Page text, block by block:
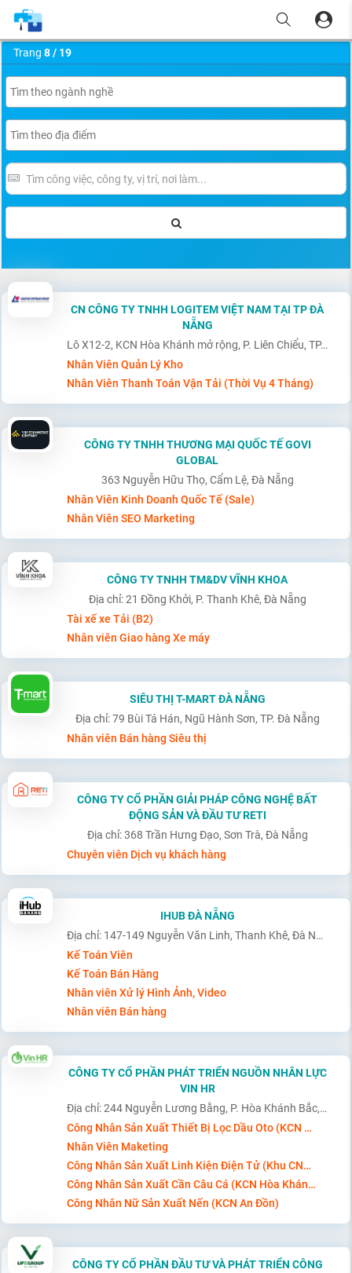
Trang 8 / 19
CN CÔNG TY TNHH LOGITEM VIỆT NAM TẠI TP ĐÀ
NẴNG
Lô X12-2, KCN Hòa Khánh mở rộng, P. Liên Chiểu, TP. Đà Nẵng.
Nhân Viên Quản Lý Kho
Nhân Viên Thanh Toán Vận Tải (Thời Vụ 4 Tháng)
CÔNG TY TNHH THƯƠNG MẠI QUỐC TẾ GOVI
GLOBAL
363 Nguyễn Hữu Thọ, Cẩm Lệ, Đà Nẵng
Nhân Viên Kinh Doanh Quốc Tế (Sale)
Nhân Viên SEO Marketing
CÔNG TY TNHH TM&DV VĨNH KHOA
Địa chỉ: 21 Đồng Khởi, P. Thanh Khê, Đà Nẵng
Tài xế xe Tải (B2)
Nhân viên Giao hàng Xe máy
SIÊU THỊ T-MART ĐÀ NẴNG
Địa chỉ: 79 Bùi Tá Hán, Ngũ Hành Sơn, TP. Đà Nẵng
Nhân viên Bán hàng Siêu thị
CÔNG TY CỔ PHẦN GIẢI PHÁP CÔNG NGHỆ BẤT
ĐỘNG SẢN VÀ ĐẦU TƯ RETI
Địa chỉ: 368 Trần Hưng Đạo, Sơn Trà, Đà Nẵng
Chuyên viên Dịch vụ khách hàng
IHUB ĐÀ NẴNG
Địa chỉ: 147-149 Nguyễn Văn Linh, Thanh Khê, Đà Nẵng
Kế Toán Viên
Kế Toán Bán Hàng
Nhân viên Xử lý Hình Ảnh, Video
Nhân viên Bán hàng
CÔNG TY CỔ PHẦN PHÁT TRIỂN NGUỒN NHÂN LỰC
VIN HR
Địa chỉ: 244 Nguyễn Lương Bằng, P. Hòa Khánh Bắc, TP. Đà Nẵng
Công Nhân Sản Xuất Thiết Bị Lọc Dầu Oto (KCN Hòa Khánh)
Nhân Viên Maketing
Công Nhân Sản Xuất Linh Kiện Điện Tử (Khu CNC Hòa Vang)
Công Nhân Sản Xuất Cần Câu Cá (KCN Hòa Khánh)
Công Nhân Nữ Sản Xuất Nến (KCN An Đồn)
CÔNG TY CỔ PHẦN ĐẦU TƯ VÀ PHÁT TRIỂN CÔNG